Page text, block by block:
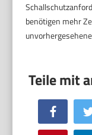
benötigen mehr
Facebook